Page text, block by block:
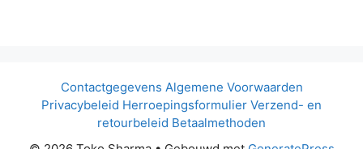
Contactgegevens Algemene Voorwaarden
Privacybeleid Herroepingsformulier Verzend- en
retourbeleid Betaalmethoden